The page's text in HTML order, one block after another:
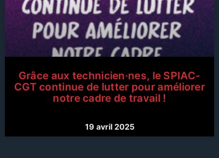
Grâce aux technicien·nes, le SPIAC-
CGT continue de lutter pour améliorer
notre cadre de travail !
19 avril 2025